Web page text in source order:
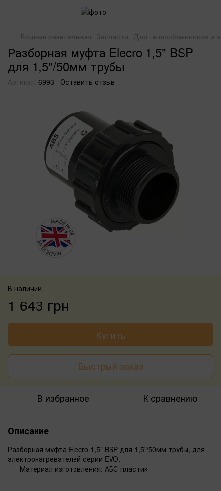
Водные развлечения Запчасти Для теплообменников и
Разборная муфта Elecro 1,5" BSP
для 1,5"/50мм трубы
Артикул: 6993 Оставить отзыв
В наличии
1 643 грн
Купить
Быстрый заказ
В избранное К сравнению
Описание
Разборная муфта Elecro 1,5" BSP для 1,5"/50мм трубы, для
электронагревателей серии EVO.
Материал изготовления: АБС-пластик